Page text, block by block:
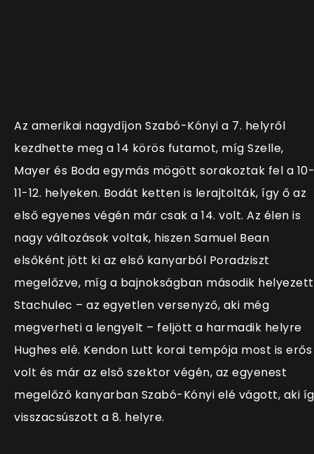
Az amerikai nagydíjon Szabó-Kónyi a 7. helyről
kezdhette meg a 14 körös futamot, míg Szelle,
Mayer és Boda egymás mögött sorakoztak fel a 10-
11-12. helyeken. Bodát ketten is lerajtolták, így ő az
első egyenes végén már csak a 14. volt. Az élen is
nagy változások voltak, hiszen Samuel Bean
elsőként jött ki az első kanyarból Poradziszt
megelőzve, míg a bajnokságban második helyezett
Stachulec – az egyetlen versenyző, aki még
megverheti a lengyelt – feljött a harmadik helyre
Hughes elé. Kendon Lutt korai tempója most is erős
volt és már az első szektor végén, az egyenest
megelőző kanyarban Szabó-Kónyi elé vágott, aki
visszacsúszott a 8. helyre.